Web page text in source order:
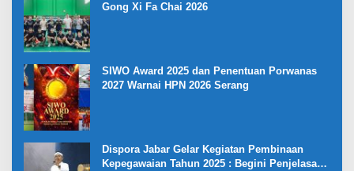
Gong Xi Fa Chai 2026
SIWO Award 2025 dan Penentuan Porwanas
2027 Warnai HPN 2026 Serang
Dispora Jabar Gelar Kegiatan Pembinaan
Kepegawaian Tahun 2025 : Begini Penjelasan